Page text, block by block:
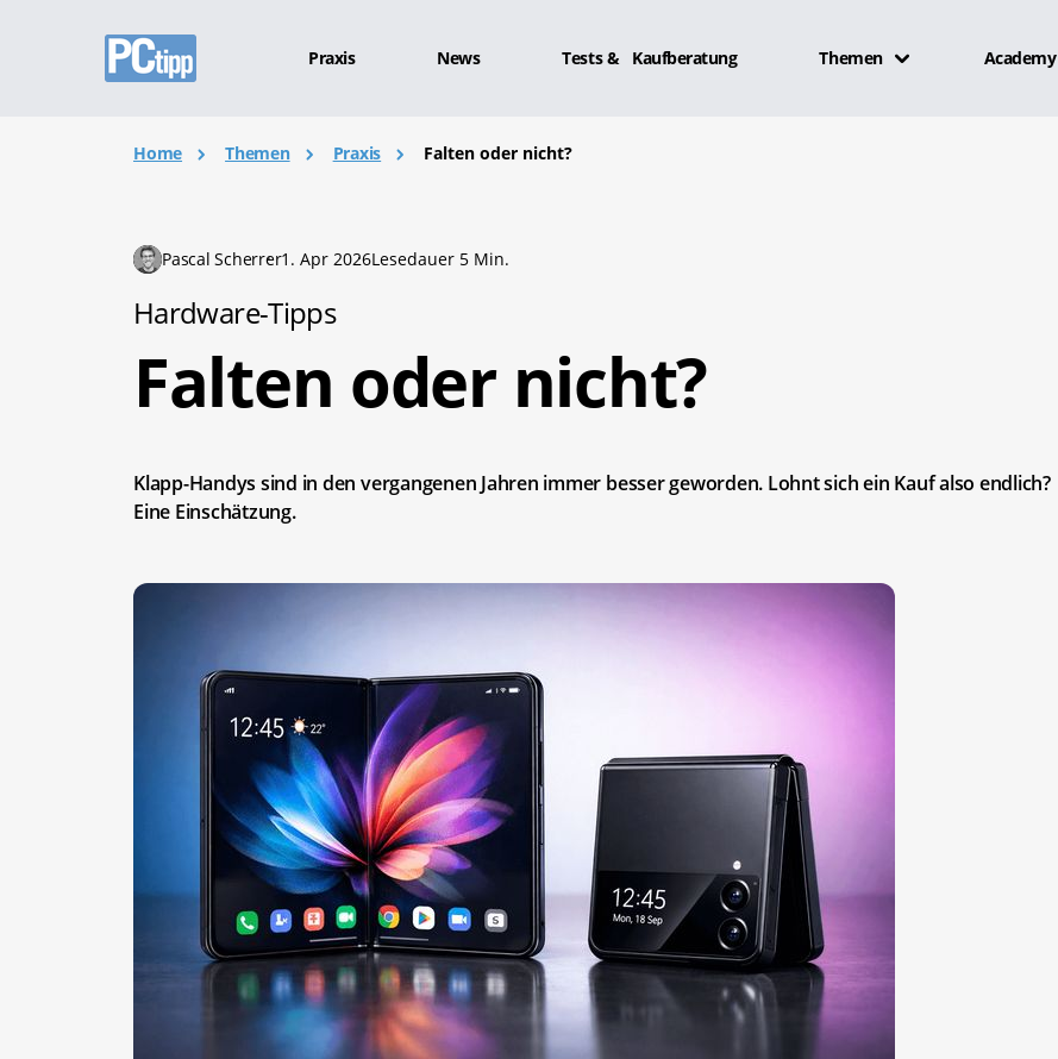
Praxis News Tests & Kaufberatung Themen Academy
Home Themen Praxis Falten oder nicht?
Pascal Scherrer1. Apr 2026Lesedauer 5 Min.
Hardware-Tipps
Falten oder nicht?
Klapp-Handys sind in den vergangenen Jahren immer besser geworden. Lohnt sich ein Kauf also endlich?
Eine Einschätzung.